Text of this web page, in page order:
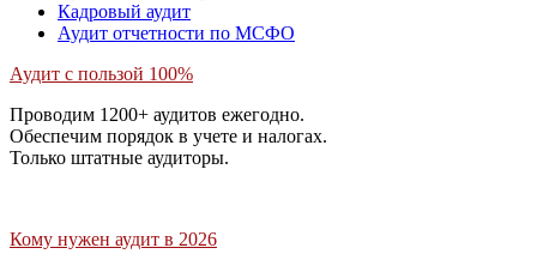
Кадровый аудит
Аудит отчетности по МСФО
Аудит с пользой 100%
Проводим 1200+ аудитов ежегодно.
Обеспечим порядок в учете и налогах.
Только штатные аудиторы.
Кому нужен аудит в 2026